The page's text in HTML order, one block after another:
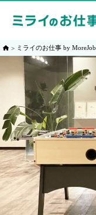
ミライのお仕事 by MoreJob